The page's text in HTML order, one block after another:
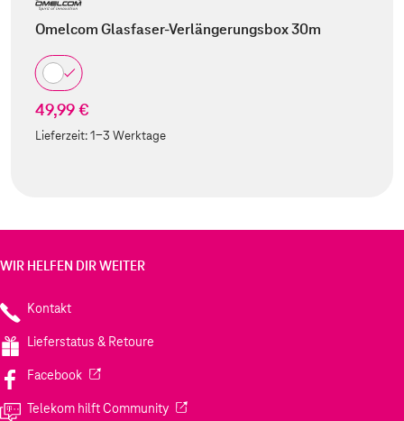
Omelcom Glasfaser-Verlängerungsbox 30m
49,99 €
Lieferzeit:1-3 Werktage
WIR HELFEN DIR WEITER
Kontakt
Lieferstatus & Retoure
Facebook(Wird in einem neuen Tab geöffnet)
Telekom hilft Community(Wird in einem neuen Tab geöffnet)